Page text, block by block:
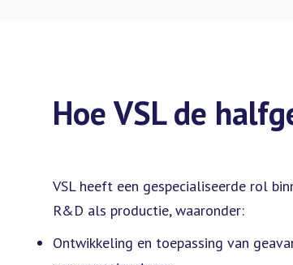
Hoe VSL de
VSL heeft een gespecialiseerde rol
R&D als productie, waaronder:
Ontwikkeling en toepassing van